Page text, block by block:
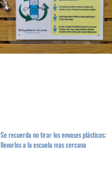
Se recuerda no tirar los envases plásticos;
llevarlos a la escuela mas cercana